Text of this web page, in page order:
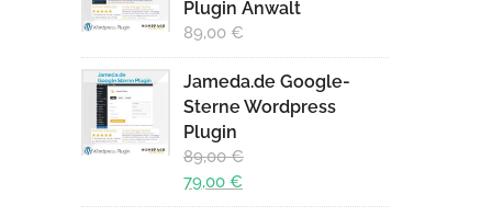
Plugin Anwalt
89,00 €
Jameda.de Google-
Sterne Wordpress
Plugin
89,00€
Ursprünglicher
Preis
79,00 €
Aktueller